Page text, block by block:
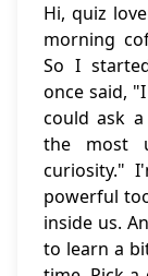
Hi, quiz
morning
So I
once said,
could ask
the most
curiosity."
powerful
inside us.
to learn a